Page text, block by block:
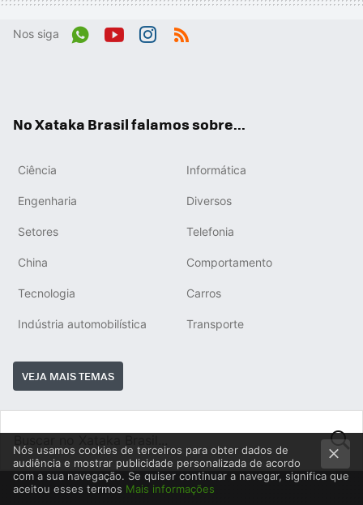
Nos siga
No Xataka Brasil falamos sobre...
Ciência Informática
Engenharia Diversos
Setores Telefonia
China Comportamento
Tecnologia Carros
Indústria automobilística Transporte
VEJA MAIS TEMAS
Nós usamos cookies de terceiros para obter dados de
audiência e mostrar publicidade personalizada de acordo
com a sua navegação. Se quiser continuar a navegar, significa que
aceitou esses termos Mais informações